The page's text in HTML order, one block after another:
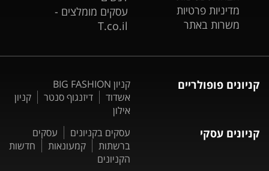
מדיניות פרטיות
משרות באתר
עסקים מומלצים -
T.co.il
קניונים פופולריים
קניון BIG FASHION
אשדוד
דיזנגוף סנטר
קניון
אילון
קניונים עסקי עסקים בקניונים
עסקים
ברשתות
קמעונאות
חדשות
הקניונים